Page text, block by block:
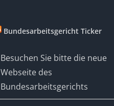
Bundesarbeitsgericht Ticker
Besuchen Sie bitte die neue
Webseite des
Bundesarbeitsgerichts